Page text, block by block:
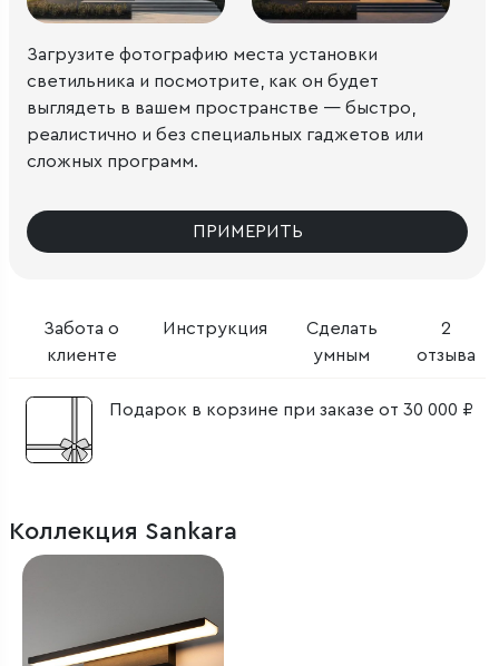
Забота о
клиенте
Инструкция
Сделать
умным
2
отзыва
Подарок в корзине при заказе от 30 000 ₽
Загрузите фотографию места установки
светильника и посмотрите, как он будет
выглядеть в вашем пространстве — быстро,
реалистично и без специальных гаджетов или
сложных программ.
ПРИМЕРИТЬ
Коллекция Sankara